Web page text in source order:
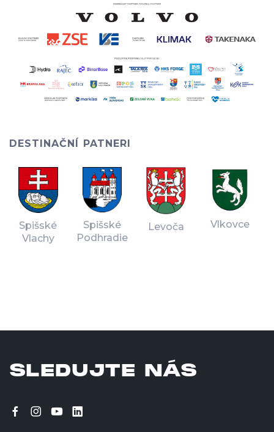
DESTINAČNÍ PATNERI
Spišské
Vlachy
Spišské
Podhradie
Levoča Vlkovce
SLEDUJTE NÁS